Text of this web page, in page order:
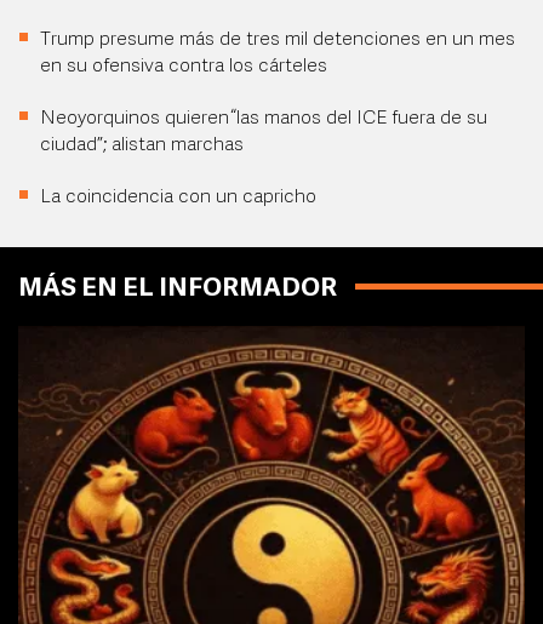
Trump presume más de tres mil detenciones en un mes
en su ofensiva contra los cárteles
Neoyorquinos quieren “las manos del ICE fuera de su
ciudad”; alistan marchas
La coincidencia con un capricho
MÁS EN EL INFORMADOR